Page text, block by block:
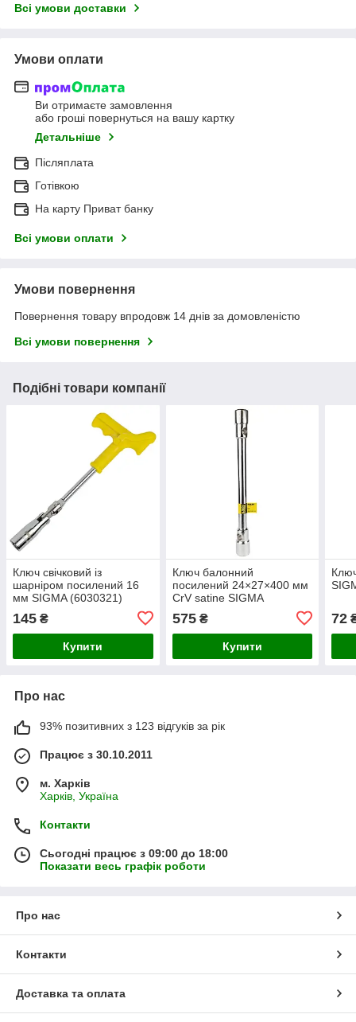
Всі умови доставки
Умови оплати
Ви отримаєте замовлення
або гроші повернуться на вашу картку
Детальніше
Післяплата
Готівкою
На карту Приват банку
Всі умови оплати
Умови повернення
Повернення товару впродовж 14 днів за домовленістю
Всі умови повернення
Подібні товари компанії
Ключ свічковий із
шарніром посилений 16
мм SIGMA (6030321)
145 ₴
Купити
Ключ балонний
посилений 24×27×400 мм
CrV satine SIGMA
575₴
Купити
72
Про нас
93% позитивних з 123 відгуків за рік
Працює з 30.10.2011
м. Харків
Харків, Україна
Контакти
Сьогодні працює з 09:00 до 18:00
Показати весь графік роботи
Про нас
Контакти
Доставка та оплата